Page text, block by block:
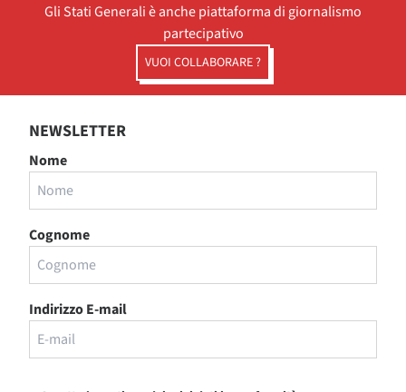
Gli Stati Generali è anche piattaforma di giornalismo
partecipativo
VUOI COLLABORARE ?
NEWSLETTER
Nome
Cognome
Indirizzo E-mail